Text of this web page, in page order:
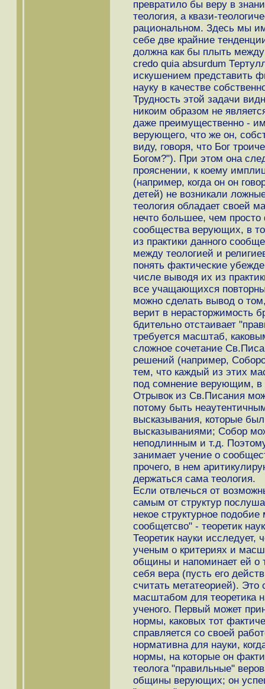
превратило бы веру в
теология, а квази-
рациональном. Здесь мы
себе две крайние
должна как бы плыть
credo quia absurdum
искушением представить
науку в качестве
Трудность этой задачи
никоим образом не
даже преимущественно -
верующего, что же он,
виду, говоря, что Бог
Богом?"). При этом она
прояснении, к коему
(например, когда он он
детей) не возникали
теология обладает своей
нечто большее, чем
сообщества верующих, в
из практики данного
между теологией и
понять фактические
числе выводя их из
все учащающихся
можно сделать вывод о
верит в нерасторжимость
бдительно отстаивает
требуется масштаб,
сложное сочетание
решений (например,
тем, что каждый из этих
под сомнение верующим,
Отрывок из Св.Писания
потому быть
высказывания, которые
высказываниями; Собор
неподлинным и т.д.
занимает учение о
прочего, в нем
держаться сама теология.
Если отвлечься от
самым от структур
некое структурное
сообщетсво" - теоретик
Теоретик науки исследует,
ученым о критериях и
общины и напоминает ей о
себя вера (пусть его
считать метатеорией). Это
масштабом для теоретика
ученого. Первый может
нормы, каковых тот
справляется со своей
нормативна для науки,
нормы, на которые он
теолога "правильные"
общины верующих; он